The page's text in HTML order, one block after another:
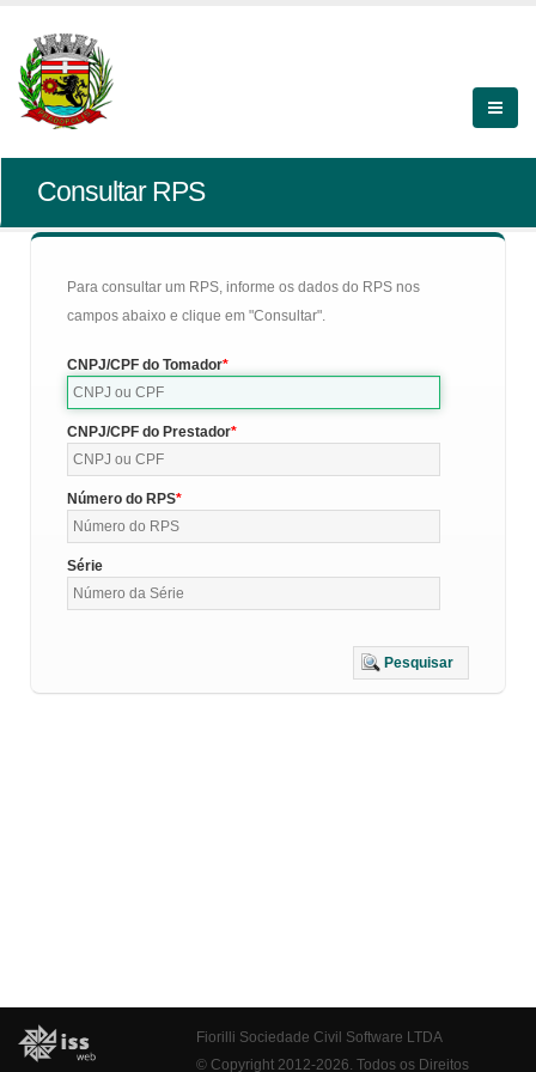
Consultar RPS
Para consultar um RPS, informe os dados do RPS nos
campos abaixo e clique em "Consultar".
CNPJ/CPF do Tomador
CNPJ/CPF do Prestador
Número do RPS
Série
Pesquisar
Fiorilli Sociedade Civil Software LTDA
© Copyright 2012-2026. Todos os Direitos